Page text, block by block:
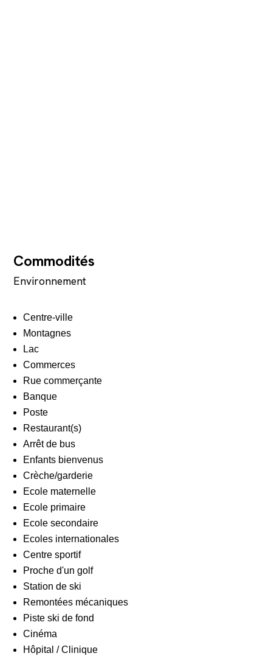
Commodités
Environnement
Centre-ville
Montagnes
Lac
Commerces
Rue commerçante
Banque
Poste
Restaurant(s)
Arrêt de bus
Enfants bienvenus
Crèche/garderie
Ecole maternelle
Ecole primaire
Ecole secondaire
Ecoles internationales
Centre sportif
Proche d'un golf
Station de ski
Remontées mécaniques
Piste ski de fond
Cinéma
Hôpital / Clinique